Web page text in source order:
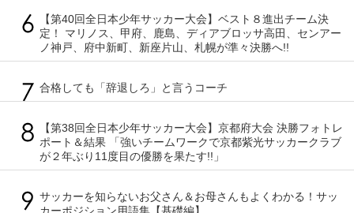
【第40回全日本少年サッカー大会】ベスト８進出チーム決
定！ マリノス、甲府、鹿島、ディアブロッサ高田、センアー
ノ神戸、府中新町、新座片山、札幌が準々決勝へ!!
合格しても「辞退しろ」と言うコーチ
【第38回全日本少年サッカー大会】京都府大会 決勝フォトレ
ポート＆結果 「強いチームワークで京都紫光サッカークラブ
が２年ぶり11度目の優勝を果たす!!」
サッカーを知らないお父さん＆お母さんもよくわかる！サッ
カーポジション用語集【基礎編】